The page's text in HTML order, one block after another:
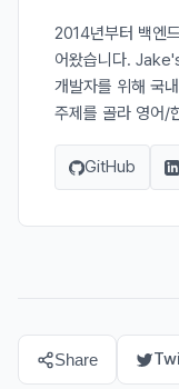
2014년부터 백엔
어왔습니다.
개발자를 위해 국
주제를 골라 영어/
GitHub
Share